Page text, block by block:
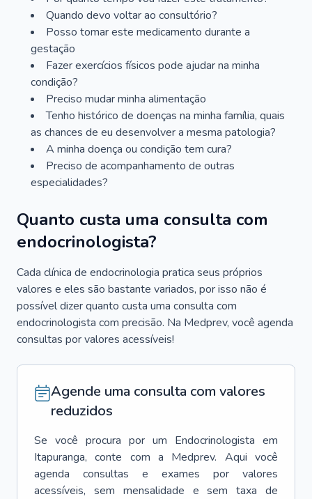
Quando devo voltar ao consultório?
Posso tomar este medicamento durante a
gestação
Fazer exercícios físicos pode ajudar na minha
condição?
Preciso mudar minha alimentação
Tenho histórico de doenças na minha família, quais
as chances de eu desenvolver a mesma patologia?
A minha doença ou condição tem cura?
Preciso de acompanhamento de outras
especialidades?
Quanto custa uma consulta com
endocrinologista?
Cada clínica de endocrinologia pratica seus próprios
valores e eles são bastante variados, por isso não é
possível dizer quanto custa uma consulta com
endocrinologista com precisão. Na Medprev, você agenda
consultas por valores acessíveis!
Agende uma consulta com valores
reduzidos
Se você procura por um Endocrinologista em
Itapuranga, conte com a Medprev. Aqui você
agenda consultas e exames por valores
acessíveis, sem mensalidade e sem taxa de